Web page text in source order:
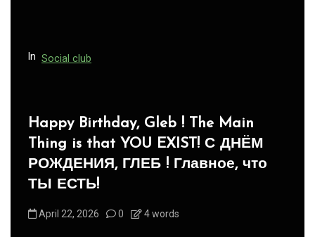
Panegyric to Domestic Pets
-Панегирик Домашним Животным!
August 1, 2026 3 words